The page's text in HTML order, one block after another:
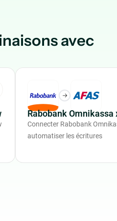
avec
Rabobank Omnikassa
Connecter Rabobank
automatiser les écritures